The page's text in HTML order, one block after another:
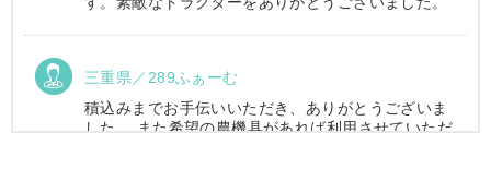
三重県／289ふぁーむ
積込みまでお手伝いいただき、ありがとうございま
した。 また希望の農機具があれば利用させていただ